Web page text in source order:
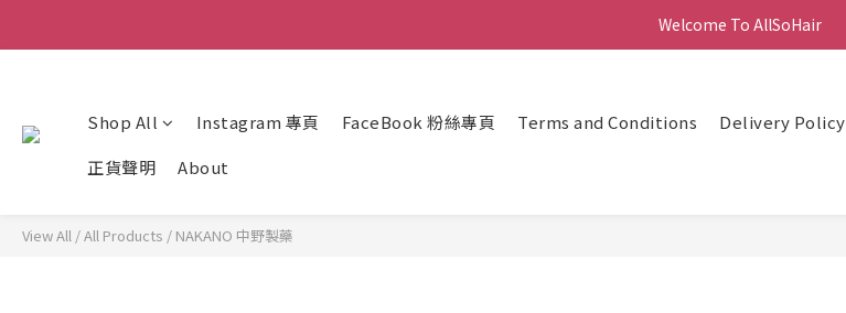
Welcome To AllSoHair
Shop All Instagram 專頁 FaceBook 粉絲專頁 Terms and Conditions Delivery Policy
正貨聲明
About
View All /All Products / NAKANO 中野製藥